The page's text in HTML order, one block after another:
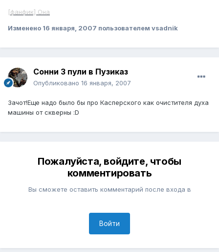
[фанфик] Она
Изменено 16 января, 2007 пользователем vsadnik
Сонни 3 пули в Пузиказ
Опубликовано 16 января, 2007
Зачот!Еще надо было бы про Касперского как очистителя духа
машины от скверны :D
Пожалуйста, войдите, чтобы
комментировать
Вы сможете оставить комментарий после входа в
Войти